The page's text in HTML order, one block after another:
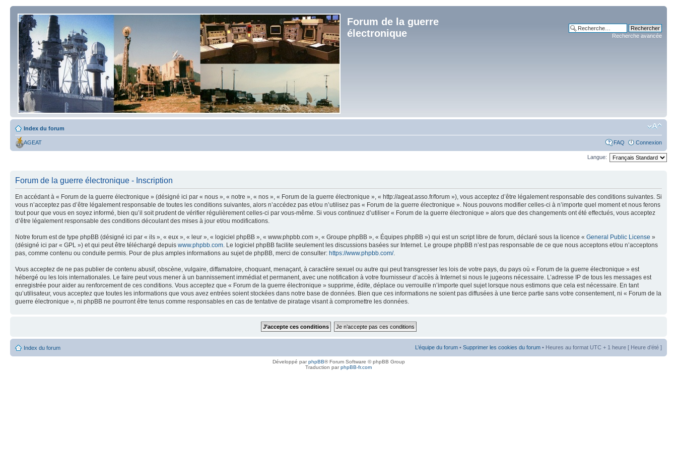
Forum de la guerre
électronique
Recherche avancée
Index du forum
AGEAT FAQ Connexion
Langue:
Forum de la guerre électronique - Inscription
En accédant à « Forum de la guerre électronique » (désigné ici par « nous », « notre », « nos », « Forum de la guerre électronique », « http://ageat.asso.fr/forum »), vous acceptez d’être légalement responsable des conditions suivantes. Si
vous n’acceptez pas d’être légalement responsable de toutes les conditions suivantes, alors n’accédez pas et/ou n’utilisez pas « Forum de la guerre électronique ». Nous pouvons modifier celles-ci à n’importe quel moment et nous ferons
tout pour que vous en soyez informé, bien qu’il soit prudent de vérifier régulièrement celles-ci par vous-même. Si vous continuez d’utiliser « Forum de la guerre électronique » alors que des changements ont été effectués, vous acceptez
d’être légalement responsable des conditions découlant des mises à jour et/ou modifications.
Notre forum est de type phpBB (désigné ici par « ils », « eux », « leur », « logiciel phpBB », « www.phpbb.com », « Groupe phpBB », « Équipes phpBB ») qui est un script libre de forum, déclaré sous la licence « General Public License »
(désigné ici par « GPL ») et qui peut être téléchargé depuis www.phpbb.com . Le logiciel phpBB facilite seulement les discussions basées sur Internet. Le groupe phpBB n’est pas responsable de ce que nous acceptons et/ou n’acceptons
pas, comme contenu ou conduite permis. Pour de plus amples informations au sujet de phpBB, merci de consulter: https://www.phpbb.com/.
Vous acceptez de ne pas publier de contenu abusif, obscène, vulgaire, diffamatoire, choquant, menaçant, à caractère sexuel ou autre qui peut transgresser les lois de votre pays, du pays où « Forum de la guerre électronique » est
hébergé ou les lois internationales. Le faire peut vous mener à un bannissement immédiat et permanent, avec une notification à votre fournisseur d’accès à Internet si nous le jugeons nécessaire. L’adresse IP de tous les messages est
enregistrée pour aider au renforcement de ces conditions. Vous acceptez que « Forum de la guerre électronique » supprime, édite, déplace ou verrouille n’importe quel sujet lorsque nous estimons que cela est nécessaire. En tant
qu’utilisateur, vous acceptez que toutes les informations que vous avez entrées soient stockées dans notre base de données. Bien que ces informations ne soient pas diffusées à une tierce partie sans votre consentement, ni « Forum de la
guerre électronique », ni phpBB ne pourront être tenus comme responsables en cas de tentative de piratage visant à compromettre les données.
Index du forum L’équipe du forum • Supprimer les cookies du forum • Heures au format UTC + 1 heure [ Heure d’été ]
Développé parphpBB® Forum Software © phpBB Group
Traduction parphpBB-fr.com